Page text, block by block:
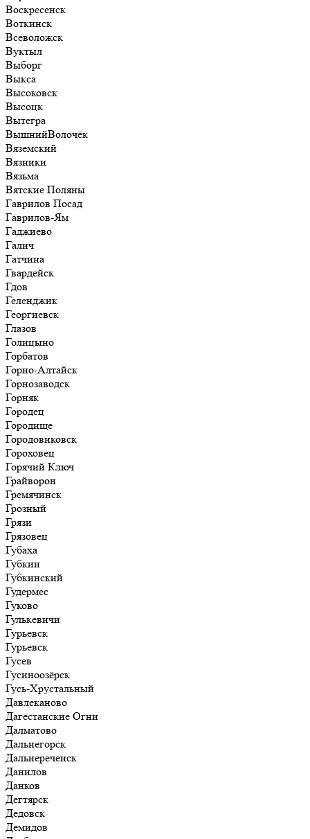
Воскресенск
Воткинск
Всеволожск
Вуктыл
Выборг
Выкса
Высоковск
Высоцк
Вытегра
ВышнийВолочёк
Вяземский
Вязники
Вязьма
Вятские Поляны
Гаврилов Посад
Гаврилов-Ям
Гаджиево
Галич
Гатчина
Гвардейск
Гдов
Геленджик
Георгиевск
Глазов
Голицыно
Горбатов
Горно-Алтайск
Горнозаводск
Горняк
Городец
Городище
Городовиковск
Гороховец
Горячий Ключ
Грайворон
Гремячинск
Грозный
Грязи
Грязовец
Губаха
Губкин
Губкинский
Гудермес
Гуково
Гулькевичи
Гурьевск
Гурьевск
Гусев
Гусиноозёрск
Гусь-Хрустальный
Давлеканово
Дагестанские Огни
Далматово
Дальнегорск
Дальнереченск
Данилов
Данков
Дегтярск
Дедовск
Демидов